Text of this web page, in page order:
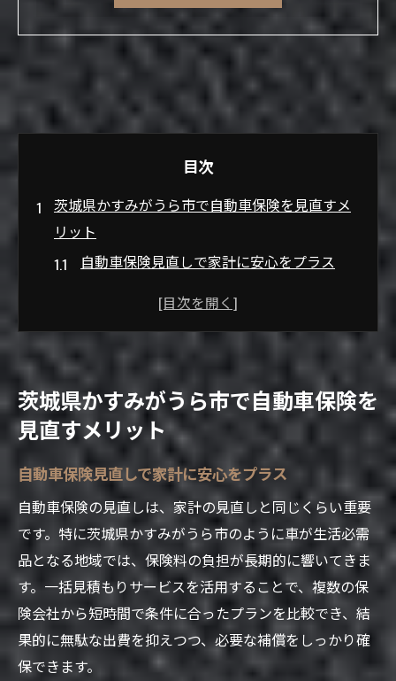
目次
茨城県かすみがうら市で自動車保険を見直すメ
リット
自動車保険見直しで家計に安心をプラス
自動車保険の変更で補償内容を最適化
自動車保険選びで生活スタイルに合う提案
自動車保険の見直しで無駄な出費を抑える
方法
一括見積もりなら効率的に最適な自動車保険選
びを実現
自動車保険一括見積もりの基本的な流れ
自動車保険一括見積もりの使い方と利点
複数社の自動車保険をまとめて比較するコ
ツ
自動車保険一括見積もりで営業電話を回避
自動車保険一括見積もりで時短とコスパを
両立
茨城県かすみがうら市で自動車保険を
見直すメリット
自動車保険見直しで家計に安心をプラス
自動車保険の見直しは、家計の見直しと同じくらい重要
です。特に茨城県かすみがうら市のように車が生活必需
品となる地域では、保険料の負担が長期的に響いてきま
す。一括見積もりサービスを活用することで、複数の保
険会社から短時間で条件に合ったプランを比較でき、結
果的に無駄な出費を抑えつつ、必要な補償をしっかり確
保できます。